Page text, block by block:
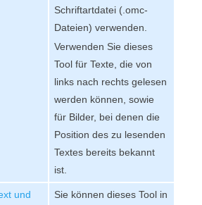
Schriftartdatei (.omc-
Dateien) verwenden.
Verwenden Sie dieses
Tool für Texte, die von
links nach rechts gelesen
werden können, sowie
für Bilder, bei denen die
Position des zu lesenden
Textes bereits bekannt
ist.
und
Sie können dieses Tool in